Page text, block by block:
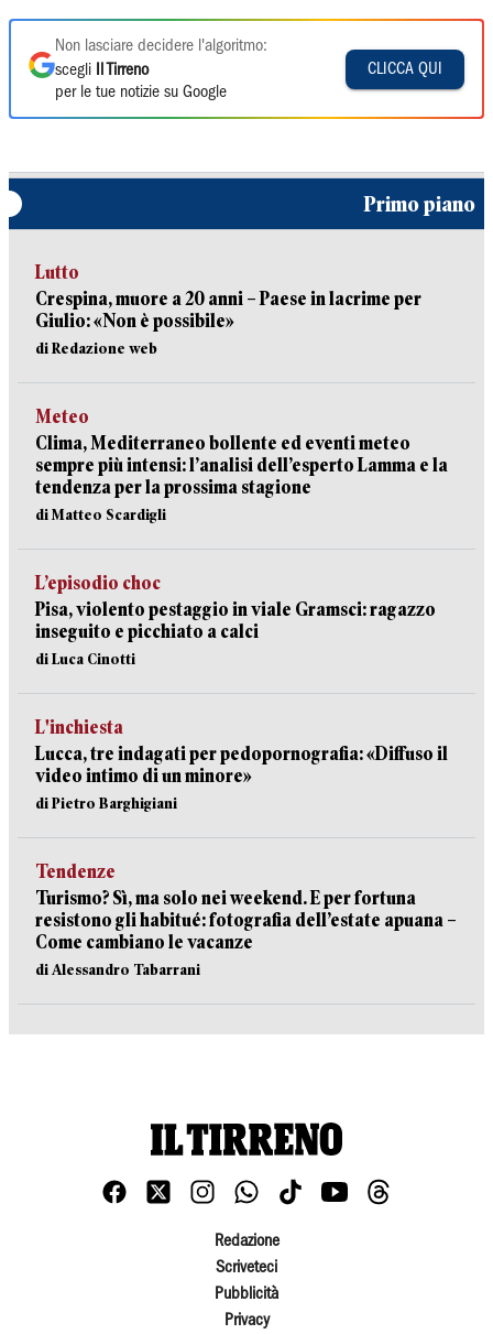
Non lasciare decidere l'algoritmo:
scegli
Il Tirreno
per le tue notizie su Google
CLICCA QUI
Primo piano
Lutto
Crespina, muore a 20 anni – Paese in lacrime per
Giulio: «Non è possibile»
di Redazione web
Meteo
Clima, Mediterraneo bollente ed eventi meteo
sempre più intensi: l’analisi dell’esperto Lamma e la
tendenza per la prossima stagione
di Matteo Scardigli
L’episodio choc
Pisa, violento pestaggio in viale Gramsci: ragazzo
inseguito e picchiato a calci
di Luca Cinotti
L'inchiesta
Lucca, tre indagati per pedopornografia: «Diffuso il
video intimo di un minore»
di Pietro Barghigiani
Tendenze
Turismo? Sì, ma solo nei weekend. E per fortuna
resistono gli habitué: fotografia dell’estate apuana –
Come cambiano le vacanze
di Alessandro Tabarrani
Redazione
Scriveteci
Pubblicità
Privacy